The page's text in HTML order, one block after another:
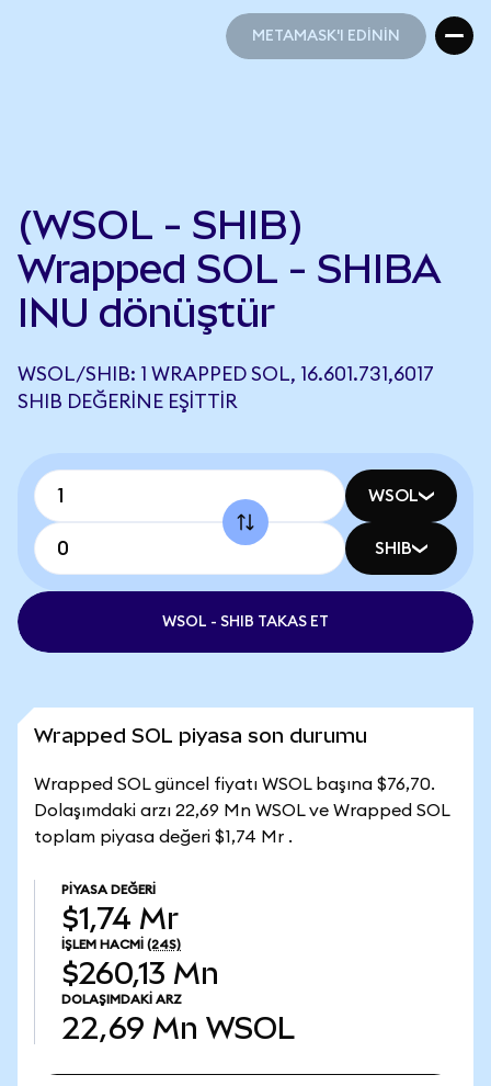
METAMASK'I EDİNİN
(WSOL - SHIB)
Wrapped SOL - SHIBA
INU dönüştür
WSOL/SHIB: 1 WRAPPED SOL, 16.601.731,6017
SHIB DEĞERINE EŞITTIR
WSOL
SHIB
WSOL - SHIB TAKAS ET
Wrapped SOL piyasa son durumu
Wrapped SOL güncel fiyatı WSOL başına $76,70.
Dolaşımdaki arzı 22,69 Mn WSOL ve Wrapped SOL
toplam piyasa değeri $1,74 Mr .
PIYASA DEĞERI
$1,74 Mr
İŞLEM HACMI (24S)
$260,13 Mn
DOLAŞIMDAKI ARZ
22,69 Mn WSOL